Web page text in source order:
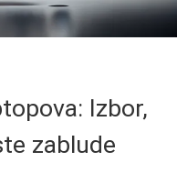
Izbor,
zablude